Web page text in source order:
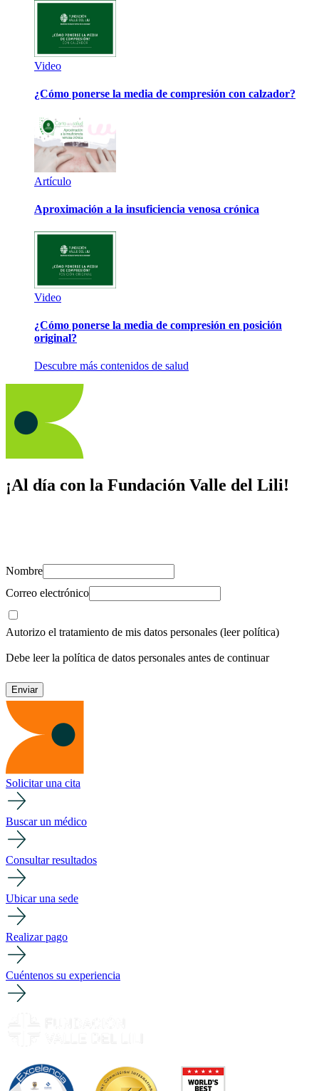
Video
¿Cómo ponerse la media de compresión con calzador?
Artículo
Aproximación a la insuficiencia venosa crónica
Video
¿Cómo ponerse la media de compresión en posición
original?
Descubre más contenidos de salud
¡Al día con la Fundación Valle del Lili!
Nombre
Correo electrónico
Autorizo el tratamiento de mis datos personales (leer política)
Debe leer la política de datos personales antes de continuar
Solicitar una cita
Buscar un médico
Consultar resultados
Ubicar una sede
Realizar pago
Cuéntenos su experiencia